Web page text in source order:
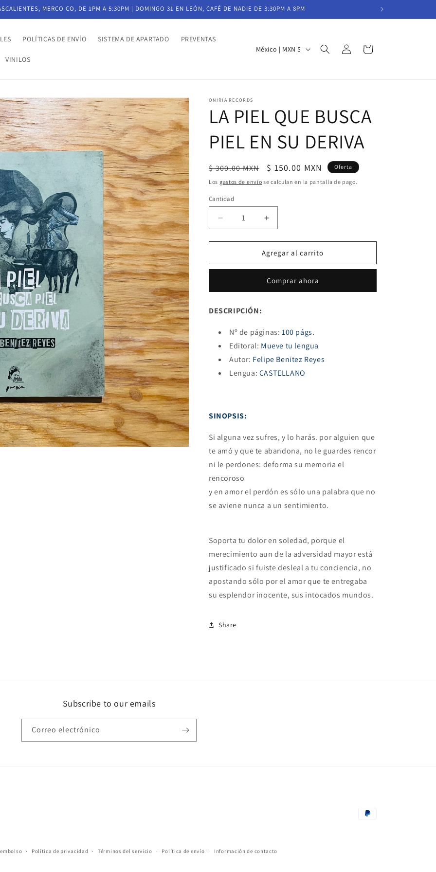
MERCO CO, DE 1PM A 5:30PM | DOMINGO 31 EN LEÓN, CAFÉ DE NADIE DE 3:30PM A 8PM
POLÍTICAS DE ENVÍO SISTEMA DE APARTADO PREVENTAS
VINILOS
/
r
e
g
i
ó
México | MXN $
Iniciar
sesión
Carrito
ONIRIA RECORDS
LA PIEL QUE BUSCA
PIEL EN SU DERIVA
Precio
habitual
$ 300.00 MXN
Precio
de
$ 150.00 MXN Oferta
Los gastos de envío se calculan en la pantalla de pago.
Cantidad
Reducir
cantidad
para
PIEL
PIEL
SU
Aumentar
cantidad
para
LA
PIEL
BUSCA
PIEL
Agregar al carrito
Comprar ahora
DESCRIPCIÓN:
Nº de páginas: 100 págs.
Editoral: Mueve tu lengua
Autor: Felipe Benitez Reyes
Lengua: CASTELLANO
SINOPSIS:
Si alguna vez sufres, y lo harás. por alguien que
te amó y que te abandona, no le guardes rencor
ni le perdones: deforma su memoria el
rencoroso
y en amor el perdón es sólo una palabraque no
se aviene nunca a un sentimiento.
Soporta tu dolor en soledad, porque el
merecimiento aun de la adversidad mayor está
justificado si fuiste desleal a tu conciencia, no
apostando sólo por el amor que te entregaba
su esplendor inocente, sus intocados mundos.
Share
Subscribe to our emails
Correo electrónico
Formas
Política de privacidad Términos del servicio Política de envío Información de contacto